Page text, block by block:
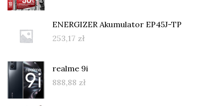
ENERGIZER Akumulator EP45J-TP
253,17 zł
realme 9i
888,88 zł